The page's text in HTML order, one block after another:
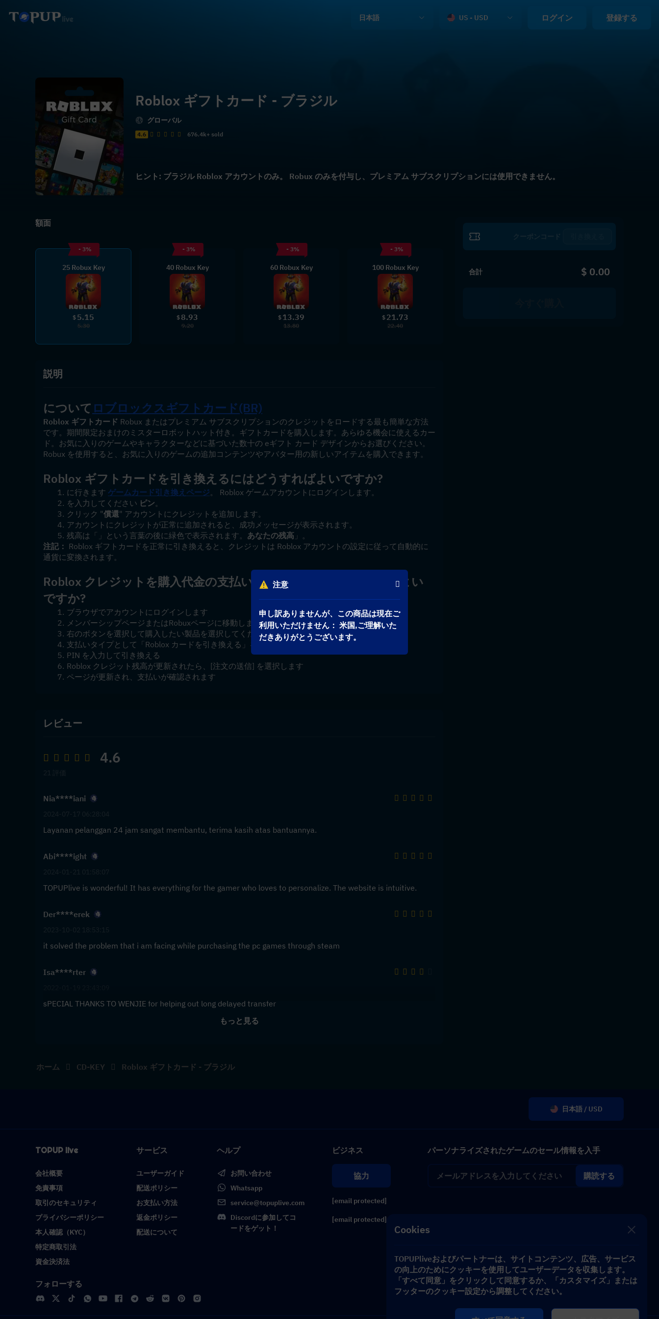
注意
申し訳ありませんが、この商品は現在ご
利用いただけません： 米国,ご理解いた
だきありがとうございます。
日本語 US - USD ログイン 登録する
Roblox ギフトカード - ブラジル
グローバル
4.6 676.4k+ sold
ヒント: ブラジル Roblox アカウントのみ。 Robux のみを付与し、プレミアム サブスクリプションには使用できません。
額面
- 3%
25 Robux Key
$ 5.15
5.30
- 3%
40 Robux Key
$ 8.93
9.20
- 3%
60 Robux Key
$ 13.39
13.80
- 3%
100 Robux Key
$ 21.73
22.40
説明
について ロブロックスギフトカード(BR)
Roblox ギフトカード Robux またはプレミアム サブスクリプションのクレジットをロードする最も簡単な方法
です。期間限定おまけのミスターロボットハット付き。ギフトカードを購入します。あらゆる機会に使えるカー
ド。お気に入りのゲームやキャラクターなどに基づいた数十の eギフト カード デザインからお選びください。
Robux を使用すると、お気に入りのゲームの追加コンテンツやアバター用の新しいアイテムを購入できます。
Roblox ギフトカードを引き換えるにはどうすればよいですか?
に行きます ゲームカード引き換えページ。 Roblox ゲームアカウントにログインします。
を入力してください ピン。
クリック "償還" アカウントにクレジットを追加します。
アカウントにクレジットが正常に追加されると、成功メッセージが表示されます。
残高は「」という言葉の後に緑色で表示されます。 あなたの残高」。
注記： Roblox ギフトカードを正常に引き換えると、クレジットは Roblox アカウントの設定に従って自動的に
通貨に変換されます。
Roblox クレジットを購入代金の支払いに利用するにはどうすればよい
ですか?
ブラウザでアカウントにログインします
メンバーシップページまたはRobuxページに移動します
右のボタンを選択して購入したい製品を選択してください
支払いタイプとして「Roblox カードを引き換える」を選択し、続行します
PIN を入力して引き換える
Roblox クレジット残高が更新されたら、[注文の送信] を選択します
ページが更新され、支払いが確認されます
レビュー
4.6
Nia****iani
Layanan pelanggan 24 jam sangat membantu, terima kasih atas bantuannya.
Abi****ight
TOPUPlive is wonderful! It has everything for the gamer who loves to personalize. The website is intuitive.
Der****erek
it solved the problem that i am facing while purchasing the pc games through steam
Isa****rter
sPECIAL THANKS TO WENJIE for helping out long delayed transfer
もっと見る
合計 $ 0.00
ホーム CD-KEY Roblox ギフトカード - ブラジル
日本語 / USD
TOPUP live
会社概要
免責事項
取引のセキュリティ
プライバシーポリシー
本人確認（KYC）
特定商取引法
資金決済法
サービス
ユーザーガイド
配送ポリシー
お支払い方法
返金ポリシー
配送について
ヘルプ
お問い合わせ
Whatsapp
service@topuplive.com
Discordに参加してコ
ードをゲット！
ビジネス
協力
[email protected]
[email protected]
パーソナライズされたゲームのセール情報を入手
購読する
フォローする
Cookies
TOPUPliveおよびパートナーは、サイトコンテンツ、広告、サービス
の向上のためにクッキーを使用してユーザーデータを収集します。
「すべて同意」をクリックして同意するか、「カスタマイズ」または
フッターのクッキー設定から調整してください。